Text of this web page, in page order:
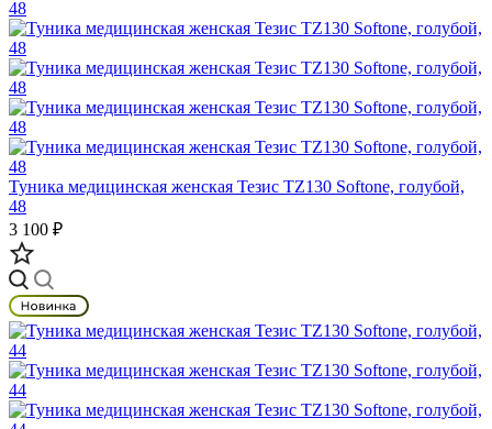
Туника медицинская женская Тезис TZ130 Softone, голубой,
48
3 100 ₽